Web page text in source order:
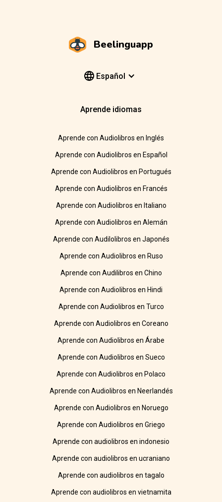
Beelinguapp
Español
Aprende idiomas
Aprende con Audiolibros en Inglés
Aprende con Audiolibros en Español
Aprende con Audiolibros en Portugués
Aprende con Audiolibros en Francés
Aprende con Audiolibros en Italiano
Aprende con Audiolibros en Alemán
Aprende con Audilolibros en Japonés
Aprende con Audiolibros en Ruso
Aprende con Audilibros en Chino
Aprende con Audiolibros en Hindi
Aprende con Audiolibros en Turco
Aprende con Audiolibros en Coreano
Aprende con Audiolibros en Árabe
Aprende con Audiolibros en Sueco
Aprende con Audiolibros en Polaco
Aprende con Audiolibros en Neerlandés
Aprende con Audiolibros en Noruego
Aprende con Audiolibros en Griego
Aprende con audiolibros en indonesio
Aprende con audiolibros en ucraniano
Aprende con audiolibros en tagalo
Aprende con audiolibros en vietnamita